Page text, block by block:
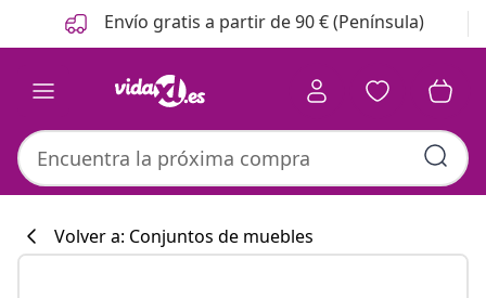
Anterior
Siguiente Envío gratis a partir de 90 € (Península)
Volver a: Conjuntos de muebles